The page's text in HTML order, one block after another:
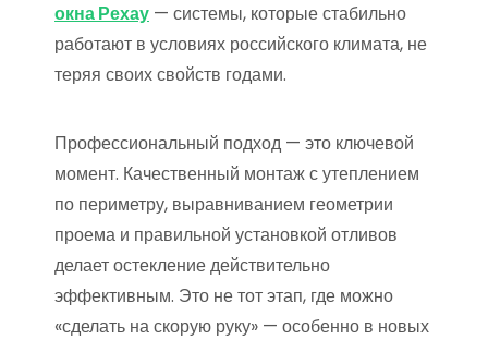
окна Рехау — системы, которые стабильно
работают в условиях российского климата, не
теряя своих свойств годами.
Профессиональный подход — это ключевой
момент. Качественный монтаж с утеплением
по периметру, выравниванием геометрии
проема и правильной установкой отливов
делает остекление действительно
эффективным. Это не тот этап, где можно
«сделать на скорую руку» — особенно в новых